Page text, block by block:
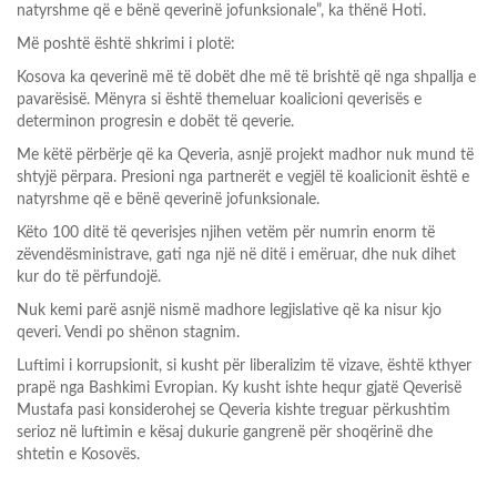
natyrshme që e bënë qeverinë jofunksionale”, ka thënë Hoti.
Më poshtë është shkrimi i plotë:
Kosova ka qeverinë më të dobët dhe më të brishtë që nga shpallja e
pavarësisë. Mënyra si është themeluar koalicioni qeverisës e
determinon progresin e dobët të qeverie.
Me këtë përbërje që ka Qeveria, asnjë projekt madhor nuk mund të
shtyjë përpara. Presioni nga partnerët e vegjël të koalicionit është e
natyrshme që e bënë qeverinë jofunksionale.
Këto 100 ditë të qeverisjes njihen vetëm për numrin enorm të
zëvendësministrave, gati nga një në ditë i emëruar, dhe nuk dihet
kur do të përfundojë.
Nuk kemi parë asnjë nismë madhore legjislative që ka nisur kjo
qeveri. Vendi po shënon stagnim.
Luftimi i korrupsionit, si kusht për liberalizim të vizave, është kthyer
prapë nga Bashkimi Evropian. Ky kusht ishte hequr gjatë Qeverisë
Mustafa pasi konsiderohej se Qeveria kishte treguar përkushtim
serioz në luftimin e kësaj dukurie gangrenë për shoqërinë dhe
shtetin e Kosovës.